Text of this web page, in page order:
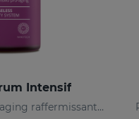
Intensif
Sérum intensif pro-aging raffermissant et réducteur de rides